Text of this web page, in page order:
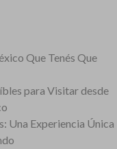
Que Tenés Que
para Visitar desde
Una Experiencia Única